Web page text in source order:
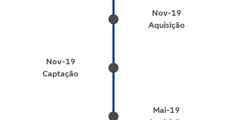
Nov-19
Aquisição
Nov-19
Captação
Mai-19